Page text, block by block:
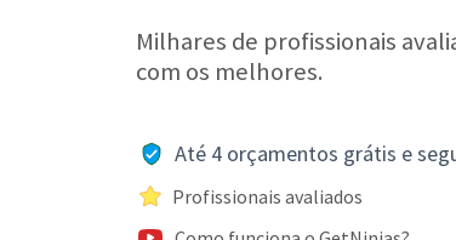
Milhares de profissionais
com os melhores.
Até 4 orçamentos grátis e
Profissionais avaliados